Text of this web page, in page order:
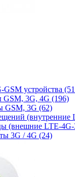
устройства
GSM, 3G, 4G (196)
GSM, 3G (62)
(внутренние
(внешние LTE-4G-
3G / 4G (24)